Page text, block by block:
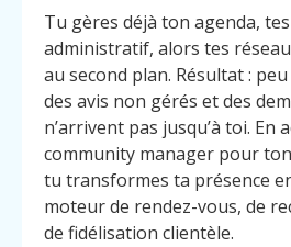
Tu gères déjà ton agenda,
administratif, alors tes
au second plan. Résultat :
des avis non gérés et des
n’arrivent pas jusqu’à toi. En
community manager pour
tu transformes ta présence
moteur de rendez-vous, de
de fidélisation clientèle.